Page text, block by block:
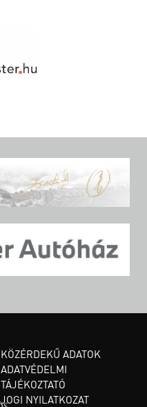
KÖZÉRDEKŰ ADATOK
ADATVÉDELMI
TÁJÉKOZTATÓ
JOGI NYILATKOZAT